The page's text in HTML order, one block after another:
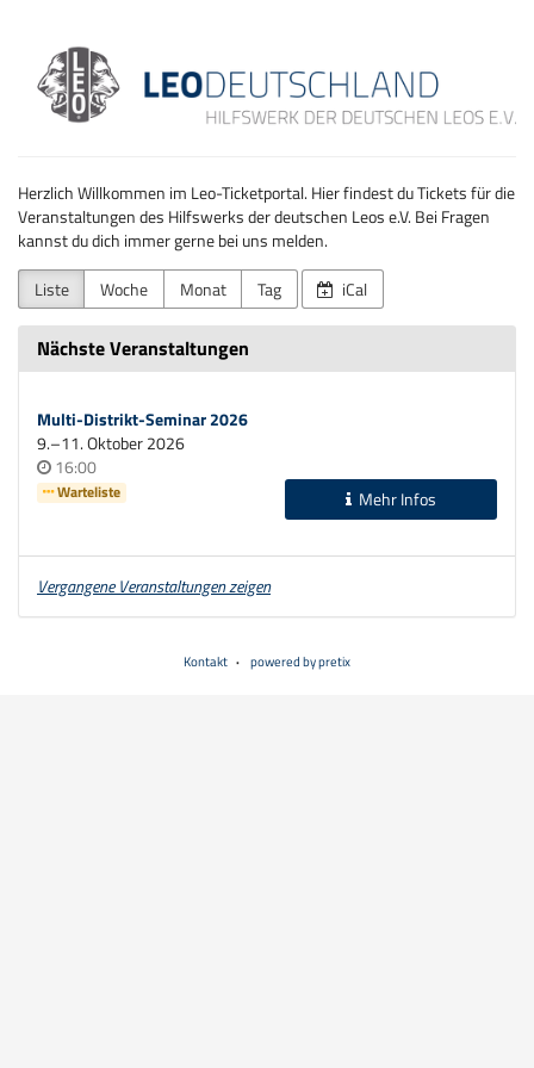
Haupt-
Inhalt
springen
Hilfswerk
der
deutschen
Leos
e.V.
Herzlich Willkommen im Leo-Ticketportal. Hier findest du Tickets für die
Veranstaltungen des Hilfswerks der deutschen Leos e.V. Bei Fragen
kannst du dich immer gerne bei uns melden.
Liste
Woche Monat Tag iCal
Nächste Veranstaltungen
Multi-Distrikt-Seminar 2026
9.–bis
11. Oktober 2026
Uhrzeit
16:00
Warteliste Mehr Infos
Vergangene Veranstaltungen zeigen
Kontakt powered by pretix